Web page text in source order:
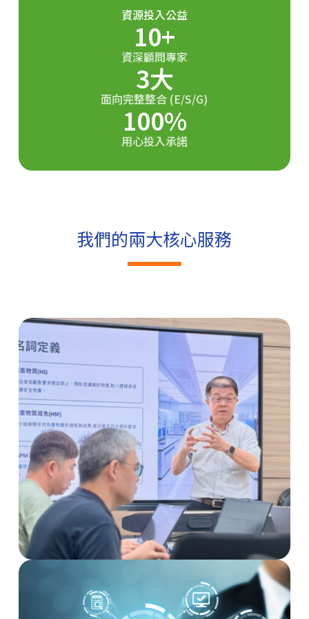
資源投入公益
資深顧問專家
10+
面向完整整合 (E/S/G)
3大
用心投入承諾
100%
我們的兩大核心服務